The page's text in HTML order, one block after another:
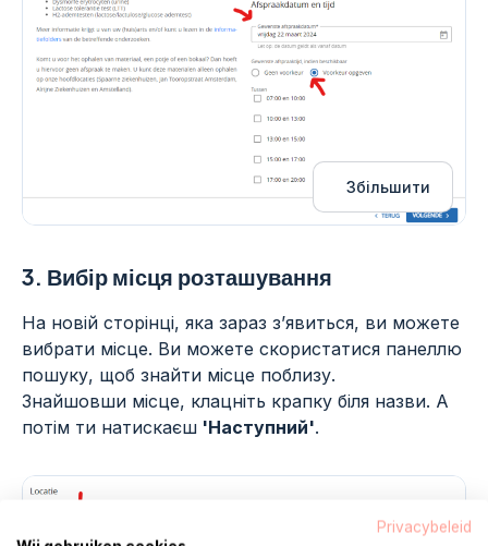
Збільшити
3. Вибір місця розташування
На новій сторінці, яка зараз з’явиться, ви можете
вибрати місце. Ви можете скористатися панеллю
пошуку, щоб знайти місце поблизу.
Знайшовши місце, клацніть крапку біля назви. А
потім ти натискаєш 'Наступний'.
Privacybeleid